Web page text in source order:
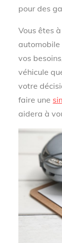
pour des
Vous êtes
automobile
vos
véhicule
votre
faire une
aidera à